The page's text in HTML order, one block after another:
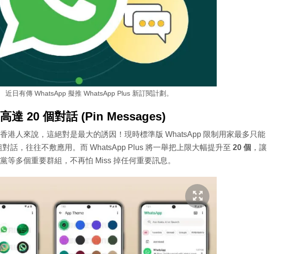
近日有傳 WhatsApp 擬推 WhatsApp Plus 新訂閱計劃。
達 20 個對話 (Pin Messages)
港人來說，這絕對是最大的誘因！現時標準版 WhatsApp 限制用家最多只能
話，往往不敷應用。而 WhatsApp Plus 將一舉把上限大幅提升至 20 個 ，讓
等多個重要群組，不再怕 Miss 掉任何重要訊息。